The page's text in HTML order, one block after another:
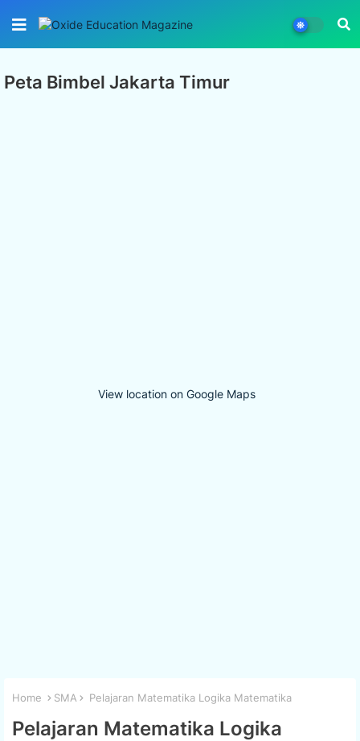
Peta Bimbel Jakarta Timur
View location on Google Maps
Home SMA Pelajaran Matematika Logika Matematika
Pelajaran Matematika Logika